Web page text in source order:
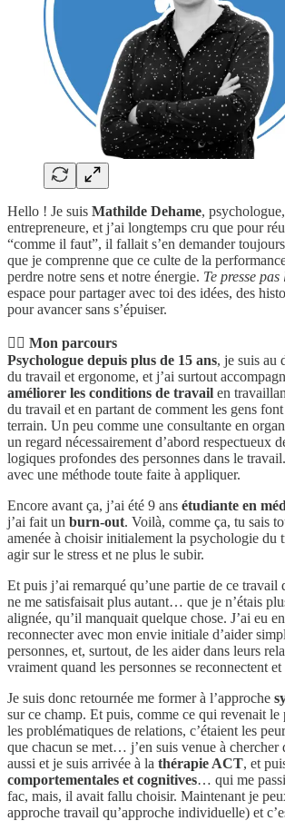
Hello ! Je suis Mathilde Dehame,
entrepreneure, et j’ai longtemps cru que pour
“comme il faut”, il fallait s’en demander
que je comprenne que ce culte de la
perdre notre sens et notre énergie. Te presse
espace pour partager avec toi des idées, des
pour avancer sans s’épuiser.
👩‍⚕️ Mon parcours
Psychologue depuis plus de 15 ans, je suis au
du travail et ergonome, et j’ai surtout
améliorer les conditions de travail en
du travail et en partant de comment les gens
terrain. Un peu comme une consultante en
un regard nécessairement d’abord respectueux
logiques profondes des personnes dans le
avec une méthode toute faite à appliquer.
Encore avant ça, j’ai été 9 ans étudiante en
j’ai fait un burn-out. Voilà, comme ça, tu sais
amenée à choisir initialement la psychologie du
agir sur le stress et ne plus le subir.
Et puis j’ai remarqué qu’une partie de ce travail
ne me satisfaisait plus autant… que je n’étais
alignée, qu’il manquait quelque chose. J’ai eu
reconnecter avec mon envie initiale d’aider
personnes, et, surtout, de les aider dans leurs
vraiment quand les personnes se reconnectent
Je suis donc retournée me former à l’approche
sur ce champ. Et puis, comme ce qui revenait le
les problématiques de relations, c’étaient les
que chacun se met… j’en suis venue à chercher
aussi et je suis arrivée à la thérapie ACT, et
comportementales et cognitives… qui me
fac, mais, il avait fallu choisir. Maintenant je
approche travail qu’approche individuelle) et